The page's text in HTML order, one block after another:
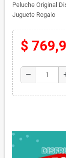
Peluche Original
Juguete Regalo
$
remove